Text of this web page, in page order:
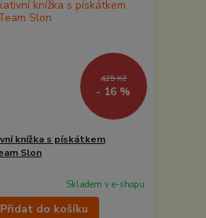
425 Kč
- 16 %
knížka s pískátkem
Slon
Skladem v e-shopu
Přidat do košíku